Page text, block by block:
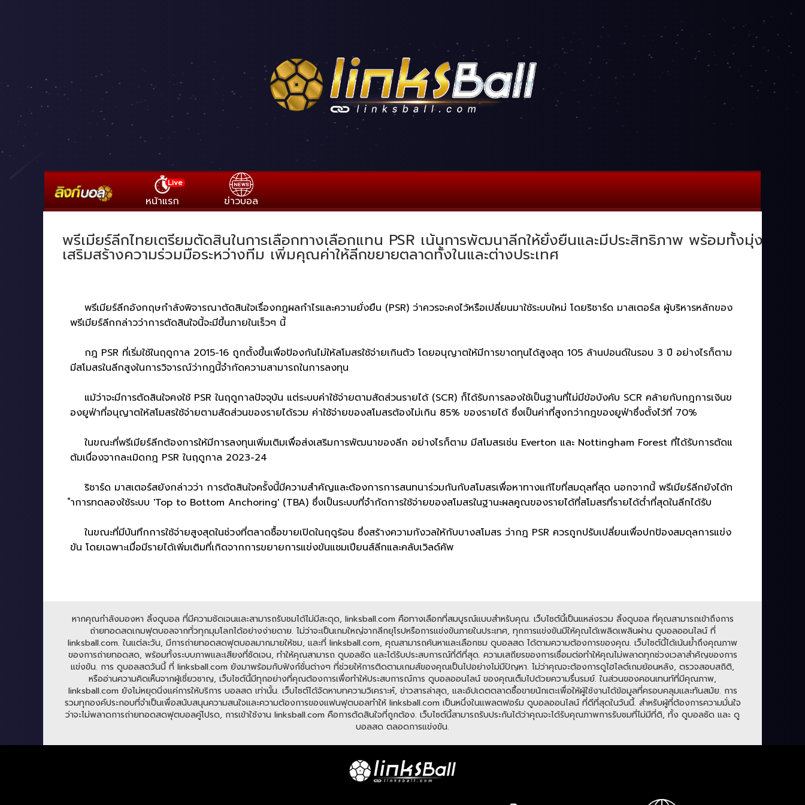
Live
หน้าแรก ข่าวบอล
พรีเมียร์ลีกไทยเตรียมตัดสินในการเลือกทางเลือกแทน PSR เน้นการพัฒนาลีกให้ยั่งยืนและมีประสิทธิภาพ พร้อมทั้งมุ่ง
เสริมสร้างความร่วมมือระหว่างทีม เพิ่มคุณค่าให้ลีกขยายตลาดทั้งในและต่างประเทศ
พรีเมียร์ลีกอังกฤษกำลังพิจารณาตัดสินใจเรื่องกฎผลกำไรและความยั่งยืน (PSR) ว่าควรจะคงไว้หรือเปลี่ยนมาใช้ระบบใหม่ โดยริชาร์ด มาสเตอร์ส ผู้บริหารหลักของ
พรีเมียร์ลีกกล่าวว่าการตัดสินใจนี้จะมีขึ้นภายในเร็วๆ นี้
กฎ PSR ที่เริ่มใช้ในฤดูกาล 2015-16 ถูกตั้งขึ้นเพื่อป้องกันไม่ให้สโมสรใช้จ่ายเกินตัว โดยอนุญาตให้มีการขาดทุนได้สูงสุด 105 ล้านปอนด์ในรอบ 3 ปี อย่างไรก็ตาม
มีสโมสรในลีกสูงในการวิจารณ์ว่ากฎนี้จำกัดความสามารถในการลงทุน
แม้ว่าจะมีการตัดสินใจคงใช้ PSR ในฤดูกาลปัจจุบัน แต่ระบบค่าใช้จ่ายตามสัดส่วนรายได้ (SCR) ก็ได้รับการลองใช้เป็นฐานที่ไม่มีข้อบังคับ SCR คล้ายกับกฎการเงินข
องยูฟ่าที่อนุญาตให้สโมสรใช้จ่ายตามสัดส่วนของรายได้รวม ค่าใช้จ่ายของสโมสรต้องไม่เกิน 85% ของรายได้ ซึ่งเป็นค่าที่สูงกว่ากฎของยูฟ่าซึ่งตั้งไว้ที่ 70%
ในขณะที่พรีเมียร์ลีกต้องการให้มีการลงทุนเพิ่มเติมเพื่อส่งเสริมการพัฒนาของลีก อย่างไรก็ตาม มีสโมสรเช่น Everton และ Nottingham Forest ที่ได้รับการตัดแ
ต้มเนื่องจากละเมิดกฎ PSR ในฤดูกาล 2023-24
ริชาร์ด มาสเตอร์สยังกล่าวว่า การตัดสินใจครั้งนี้มีความสำคัญและต้องการการสนทนาร่วมกันกับสโมสรเพื่อหาทางแก้ไขที่สมดุลที่สุด นอกจากนี้ พรีเมียร์ลีกยังได้ท
ำการทดลองใช้ระบบ 'Top to Bottom Anchoring' (TBA) ซึ่งเป็นระบบที่จำกัดการใช้จ่ายของสโมสรในฐานะผลคูณของรายได้ที่สโมสรที่รายได้ต่ำที่สุดในลีกได้รับ
ในขณะที่มีบันทึกการใช้จ่ายสูงสุดในช่วงที่ตลาดซื้อขายเปิดในฤดูร้อน ซึ่งสร้างความกังวลให้กับบางสโมสร ว่ากฎ PSR ควรถูกปรับเปลี่ยนเพื่อปกป้องสมดุลการแข่ง
ขัน โดยเฉพาะเมื่อมีรายได้เพิ่มเติมที่เกิดจากการขยายการแข่งขันแชมเปียนส์ลีกและคลับเวิลด์คัพ
หากคุณกำลังมองหา ลิ้งดูบอล ที่มีความชัดเจนและสามารถรับชมได้ไม่มีสะดุด, linksball.com คือทางเลือกที่สมบูรณ์แบบสำหรับคุณ. เว็บไซต์นี้เป็นแหล่งรวม ลิ้งดูบอล ที่คุณสามารถเข้าถึงการ
ถ่ายทอดสดเกมฟุตบอลจากทั่วทุกมุมโลกได้อย่างง่ายดาย. ไม่ว่าจะเป็นเกมใหญ่จากลีกยุโรปหรือการแข่งขันภายในประเทศ, ทุกการแข่งขันมีให้คุณได้เพลิดเพลินผ่าน ดูบอลออนไลน์ ที่
linksball.com. ในแต่ละวัน, มีการถ่ายทอดสดฟุตบอลมากมายให้ชม, และที่ linksball.com, คุณสามารถค้นหาและเลือกชม ดูบอลสด ได้ตามความต้องการของคุณ. เว็บไซต์นี้ได้เน้นย้ำถึงคุณภาพ
ของการถ่ายทอดสด, พร้อมทั้งระบบภาพและเสียงที่ชัดเจน, ทำให้คุณสามารถ ดูบอลชัด และได้รับประสบการณ์ที่ดีที่สุด. ความเสถียรของการเชื่อมต่อทำให้คุณไม่พลาดทุกช่วงเวลาสำคัญของการ
แข่งขัน. การ ดูบอลสดวันนี้ ที่ linksball.com ยังมาพร้อมกับฟังก์ชั่นต่างๆ ที่ช่วยให้การติดตามเกมส์ของคุณเป็นไปอย่างไม่มีปัญหา. ไม่ว่าคุณจะต้องการดูไฮไลต์เกมย้อนหลัง, ตรวจสอบสถิติ,
หรืออ่านความคิดเห็นจากผู้เชี่ยวชาญ, เว็บไซต์นี้มีทุกอย่างที่คุณต้องการเพื่อทำให้ประสบการณ์การ ดูบอลออนไลน์ ของคุณเต็มไปด้วยความรื่นรมย์. ในส่วนของคอนเทนท์ที่มีคุณภาพ,
linksball.com ยังไม่หยุดนิ่งแค่การให้บริการ บอลสด เท่านั้น. เว็บไซต์ได้จัดหาบทความวิเคราะห์, ข่าวสารล่าสุด, และอัปเดตตลาดซื้อขายนักเตะเพื่อให้ผู้ใช้งานได้ข้อมูลที่ครอบคลุมและทันสมัย. การ
รวมทุกองค์ประกอบที่จำเป็นเพื่อสนับสนุนความสนใจและความต้องการของแฟนฟุตบอลทำให้ linksball.com เป็นหนึ่งในแพลตฟอร์ม ดูบอลออนไลน์ ที่ดีที่สุดในวันนี้. สำหรับผู้ที่ต้องการความมั่นใจ
ว่าจะไม่พลาดการถ่ายทอดสดฟุตบอลคู่โปรด, การเข้าใช้งาน linksball.com คือการตัดสินใจที่ถูกต้อง. เว็บไซต์นี้สามารถรับประกันได้ว่าคุณจะได้รับคุณภาพการรับชมที่ไม่มีที่ติ, ทั้ง ดูบอลชัด และ ดู
บอลสด ตลอดการแข่งขัน.